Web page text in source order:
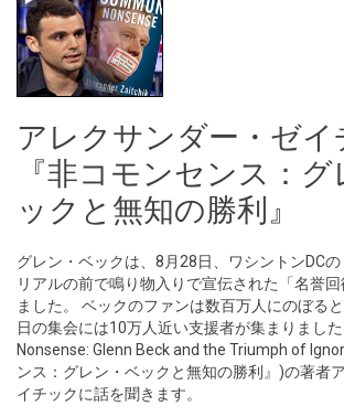
アレクサンダー・ゼイ
『非コモンセンス：
ックと無知の勝利』
グレン・ベックは、8月28日、ワシントンDC
リアルの前で鳴り物入りで宣伝された「名誉
ました。 ベックのファンは数百万人にのぼる
日の集会には10万人近い支援者が集まりまし
Nonsense: Glenn Beck and the Triumph of
ンス：グレン・ベックと無知の勝利』)の著者
イチックに話を聞きます。